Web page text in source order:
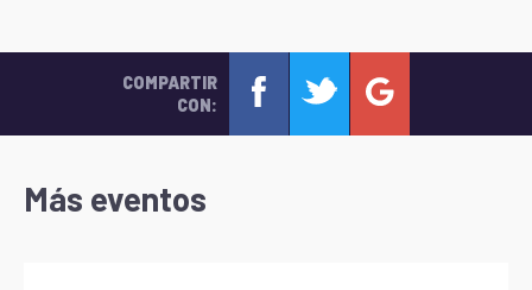
COMPARTIR
CON:
Más eventos